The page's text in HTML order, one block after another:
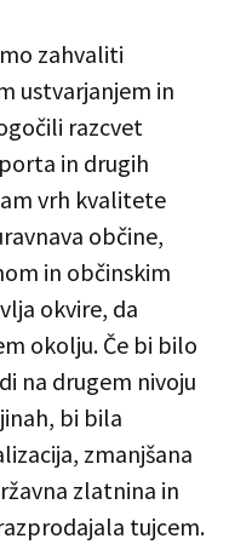
zahvaliti
ustvarjanjem in
razcvet
in drugih
vrh kvalitete
občine,
in občinskim
okvire, da
okolju. Če bi bilo
na drugem nivoju
bi bila
zmanjšana
zlatnina in
tujcem.